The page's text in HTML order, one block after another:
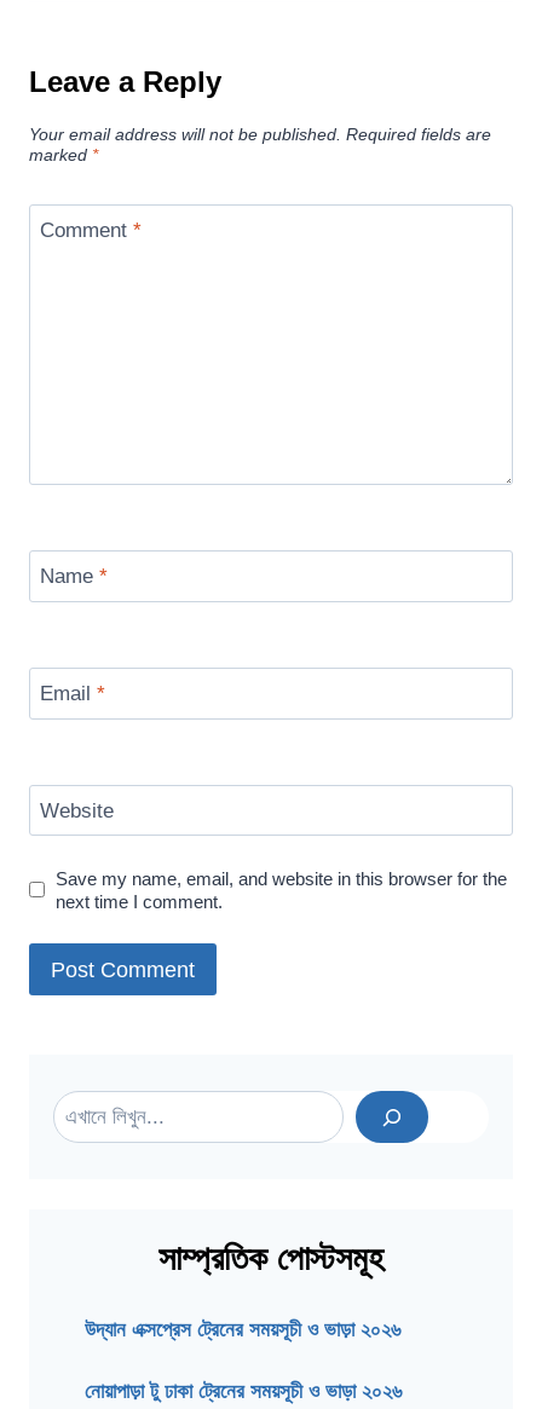
Leave a Reply
Your email address will not be published. Required fields are
marked *
Comment *
Name *
Email *
Website
Save my name, email, and website in this browser for the
next time I comment.
Search
সাম্প্রতিক পোস্টসমূহ
উদ্যান এক্সপ্রেস ট্রেনের সময়সূচী ও ভাড়া ২০২৬
নোয়াপাড়া টু ঢাকা ট্রেনের সময়সূচী ও ভাড়া ২০২৬